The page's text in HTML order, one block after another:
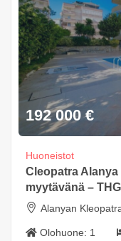
192 000 €
Huoneistot
Cleopatra
myytävänä –
Alanyan
Olohuone: 1